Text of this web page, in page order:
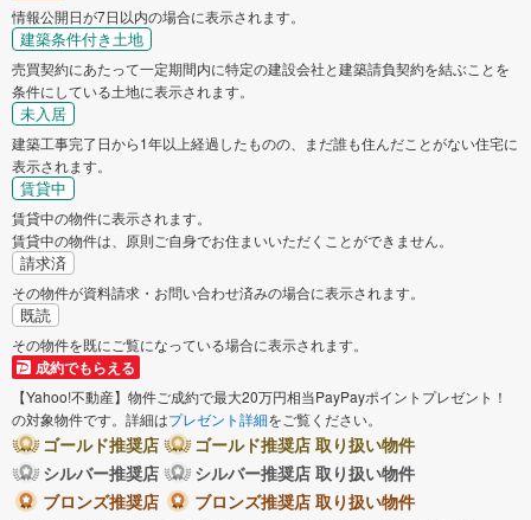
情報公開日が7日以内の場合に表示されます。
建築条件付き土地
売買契約にあたって一定期間内に特定の建設会社と建築請負契約を結ぶことを
条件にしている土地に表示されます。
未入居
建築工事完了日から1年以上経過したものの、まだ誰も住んだことがない住宅に
表示されます。
賃貸中
賃貸中の物件に表示されます。
賃貸中の物件は、原則ご自身でお住まいいただくことができません。
請求済
その物件が資料請求・お問い合わせ済みの場合に表示されます。
既読
その物件を既にご覧になっている場合に表示されます。
成約でもらえる
【Yahoo!不動産】物件ご成約で最大20万円相当PayPayポイントプレゼント！
の対象物件です。詳細はプレゼント詳細をご覧ください。
ゴールド推奨店
ゴールド推奨店 取り扱い物件
シルバー推奨店
シルバー推奨店 取り扱い物件
ブロンズ推奨店
ブロンズ推奨店 取り扱い物件